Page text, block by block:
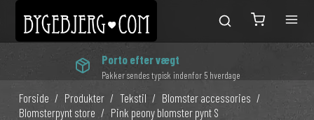
Porto efter vægt
Pakker sendes typisk indenfor 5 hverdage
Forside / Produkter / Tekstil / Blomster accessories /
Blomsterpynt store / Pink peony blomster pynt S